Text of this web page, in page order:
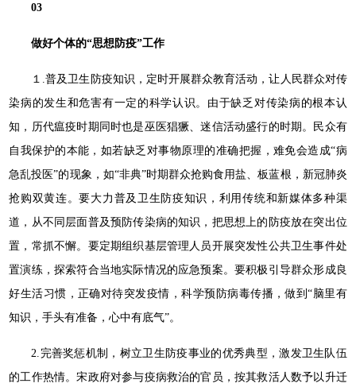
03
做好个体的“思想防疫”工作
１.普及卫生防疫知识，定时开展群众教育活动，让人民群众对传
染病的发生和危害有一定的科学认识。由于缺乏对传染病的根本认
知，历代瘟疫时期同时也是巫医猖獗、迷信活动盛行的时期。民众有
自我保护的本能，如若缺乏对事物原理的准确把握，难免会造成“病
急乱投医”的现象，如“非典”时期群众抢购食用盐、板蓝根，新冠肺炎
抢购双黄连。要大力普及卫生防疫知识，利用传统和新媒体多种渠
道，从不同层面普及预防传染病的知识，把思想上的防疫放在突出位
置，常抓不懈。要定期组织基层管理人员开展突发性公共卫生事件处
置演练，探索符合当地实际情况的应急预案。要积极引导群众形成良
好生活习惯，正确对待突发疫情，科学预防病毒传播，做到“脑里有
知识，手头有准备，心中有底气”。
2.完善奖惩机制，树立卫生防疫事业的优秀典型，激发卫生队伍
的工作热情。宋政府对参与疫病救治的官员，按其救活人数予以升迁